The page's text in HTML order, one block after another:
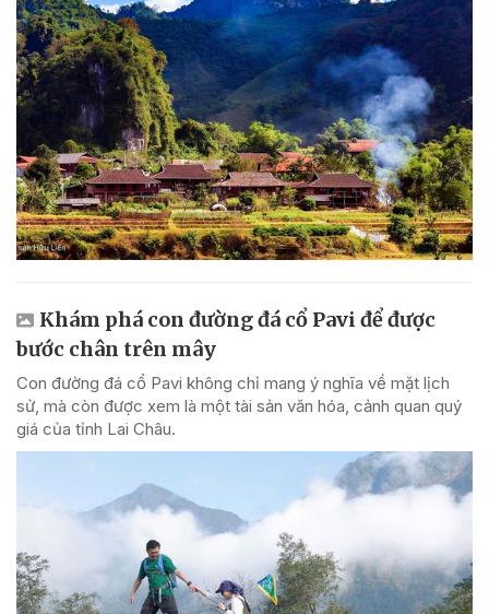
Khám phá con đường đá cổ Pavi để được
bước chân trên mây
Con đường đá cổ Pavi không chỉ mang ý nghĩa về mặt lịch
sử, mà còn được xem là một tài sản văn hóa, cảnh quan quý
giá của tỉnh Lai Châu.